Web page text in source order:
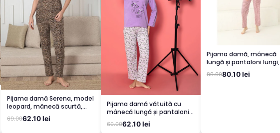
Pijama damă Serena, model
leopard, mânecă scurtă,
pantaloni lungi
69.0062.10 lei
Pijama damă vătuită cu
mânecă lungă și pantaloni
lungi din bumbac, imprimeu
Cute, Pretty
69.0062.10 lei
Pijama damă, mânecă
lungă și pantaloni lungi,
imprimeu Dreams Come
True, rosu
89.0080.10 lei